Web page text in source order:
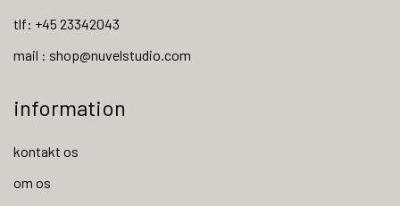
tlf: +45 23342043
mail : shop@nuvelstudio.com
information
kontakt os
om os